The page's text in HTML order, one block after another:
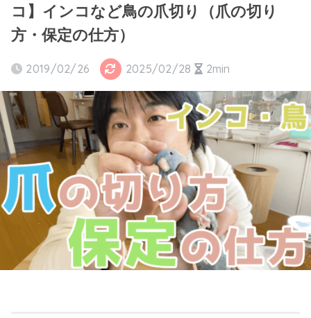
コ】インコなど鳥の爪切り（爪の切り
方・保定の仕方）
2019/02/26 2025/02/28 2min